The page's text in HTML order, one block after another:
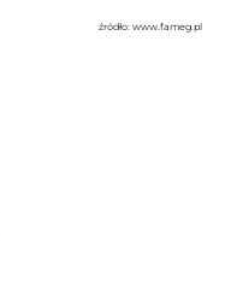
źródło: www.fameg.pl